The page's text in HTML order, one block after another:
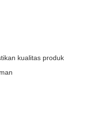
kualitas produk